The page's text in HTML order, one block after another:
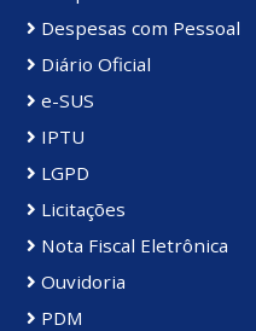
Despesas com Pessoal
Diário Oficial
e-SUS
IPTU
LGPD
Licitações
Nota Fiscal Eletrônica
Ouvidoria
PDM